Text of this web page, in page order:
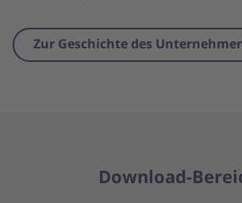
Zur Geschichte des
Download-